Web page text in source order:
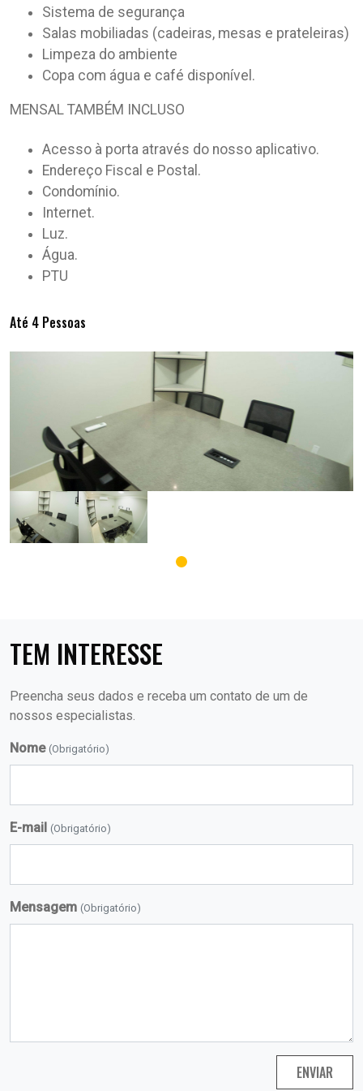
Sistema de segurança
Salas mobiliadas (cadeiras, mesas e prateleiras)
Limpeza do ambiente
Copa com água e café disponível.
MENSAL TAMBÉM INCLUSO
Acesso à porta através do nosso aplicativo.
Endereço Fiscal e Postal.
Condomínio.
Internet.
Luz.
Água.
PTU
Até 4 Pessoas
TEM INTERESSE
Preencha seus dados e receba um contato de um de
nossos especialistas.
Nome (Obrigatório)
E-mail (Obrigatório)
Mensagem (Obrigatório)
ENVIAR